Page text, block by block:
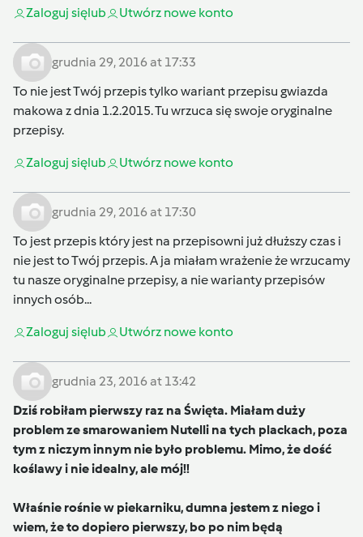
Zaloguj sięlub Utwórz nowe konto
grudnia 29, 2016 at 17:33
To nie jest Twój przepis tylko wariant przepisu gwiazda
makowa z dnia 1.2.2015. Tu wrzuca się swoje oryginalne
przepisy.
Zaloguj sięlub Utwórz nowe konto
grudnia 29, 2016 at 17:30
To jest przepis który jest na przepisowni już dłuższy czas i
nie jest to Twój przepis. A ja miałam wrażenie że wrzucamy
tu nasze oryginalne przepisy, a nie warianty przepisów
innych osób...
Zaloguj sięlub Utwórz nowe konto
grudnia 23, 2016 at 13:42
Dziś robiłam pierwszy raz na Święta. Miałam duży
problem ze smarowaniem Nutelli na tych plackach, poza
tym z niczym innym nie było problemu. Mimo, że dość
koślawy i nie idealny, ale mój!!
Właśnie rośnie w piekarniku, dumna jestem z niego i
wiem, że to dopiero pierwszy, bo po nim będą